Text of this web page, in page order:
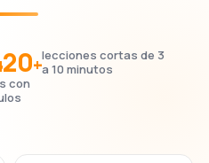
+lecciones cortas de 3
a 10 minutos
con